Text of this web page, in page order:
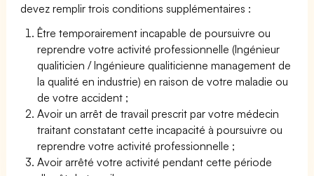
devez remplir trois conditions supplémentaires :
Être temporairement incapable de poursuivre ou
reprendre votre activité professionnelle (Ingénieur
qualiticien / Ingénieure qualiticienne management de
la qualité en industrie) en raison de votre maladie ou
de votre accident ;
Avoir un arrêt de travail prescrit par votre médecin
traitant constatant cette incapacité à poursuivre ou
reprendre votre activité professionnelle ;
Avoir arrêté votre activité pendant cette période